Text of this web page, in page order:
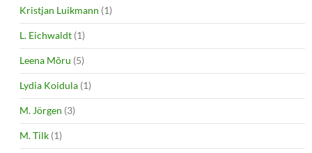
Kristjan Luikmann (1)
L. Eichwaldt (1)
Leena Mõru (5)
Lydia Koidula (1)
M. Jörgen (3)
M. Tilk (1)